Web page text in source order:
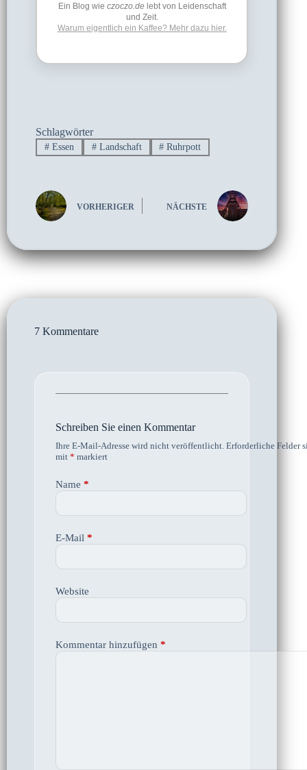
Ein Blog wie czoczo.delebt von Leidenschaft
und Zeit.
Warum eigentlich ein Kaffee? Mehr dazu hier.
Schlagwörter
#Essen #Landschaft # Ruhrpott
VORHERIGER NÄCHSTE
7 Kommentare
Schreiben Sie einen Kommentar
Ihre E-Mail-Adresse wird nicht veröffentlicht. Erforderliche Felder
mit * markiert
Name *
E-Mail *
Website
Kommentar hinzufügen *